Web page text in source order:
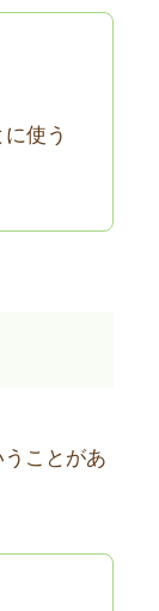
使う
ことがあ